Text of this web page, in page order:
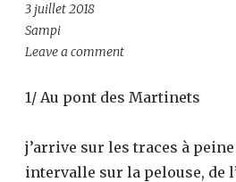
3 juillet 2018
Sampi
Leave a comment
1/ Au pont des Martinets
j’arrive sur les traces à
intervalle sur la pelouse, de